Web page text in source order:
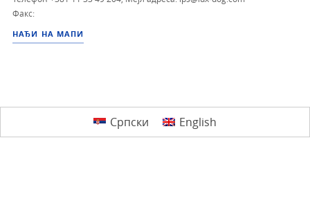
Факс:
НАЂИ НА МАПИ
Српски English